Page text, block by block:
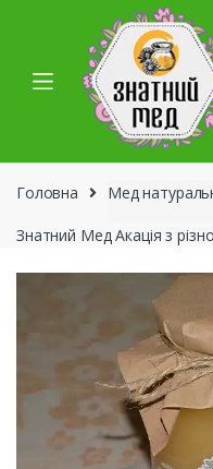
Skip to navigation
Головна Мед
Знатний Мед Акація з